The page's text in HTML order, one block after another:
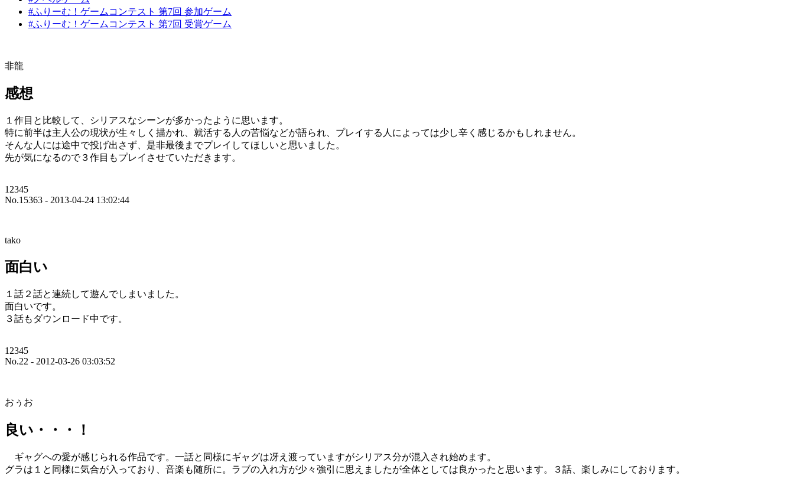
#ふりーむ！ゲームコンテスト 第7回 参加ゲーム
#ふりーむ！ゲームコンテスト 第7回 受賞ゲーム
非龍
感想
１作目と比較して、シリアスなシーンが多かったように思います。
特に前半は主人公の現状が生々しく描かれ、就活する人の苦悩などが語られ、プレイする人によっては少し辛く感じるかもしれません。
そんな人には途中で投げ出さず、是非最後までプレイしてほしいと思いました。
先が気になるので３作目もプレイさせていただきます。
12345
No.15363 - 2013-04-24 13:02:44
tako
面白い
１話２話と連続して遊んでしまいました。
面白いです。
３話もダウンロード中です。
12345
No.22 - 2012-03-26 03:03:52
おぅお
良い・・・！
ギャグへの愛が感じられる作品です。一話と同様にギャグは冴え渡っていますがシリアス分が混入され始めます。
グラは１と同様に気合が入っており、音楽も随所に。ラブの入れ方が少々強引に思えましたが全体としては良かったと思います。３話、楽しみにしております。